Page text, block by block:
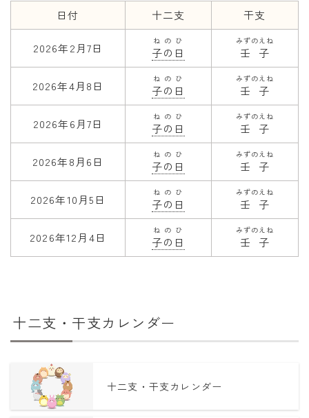
年齢と学年
年齢・干支
子供のお祝い
厄年
折り紙・切り紙
日付 十二支 干支
2026年2月7日 子の日
ねのひ
壬子
みずのえね
2026年4月8日 子の日
ねのひ
壬子
みずのえね
2026年6月7日 子の日
ねのひ
壬子
みずのえね
2026年8月6日 子の日
ねのひ
壬子
みずのえね
2026年10月5日 子の日
ねのひ
壬子
みずのえね
2026年12月4日 子の日
ねのひ
壬子
みずのえね
十二支・干支カレンダー
十二支・干支カレンダー